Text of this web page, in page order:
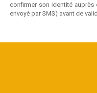
confirmer son identité auprès
envoyé par SMS) avant de